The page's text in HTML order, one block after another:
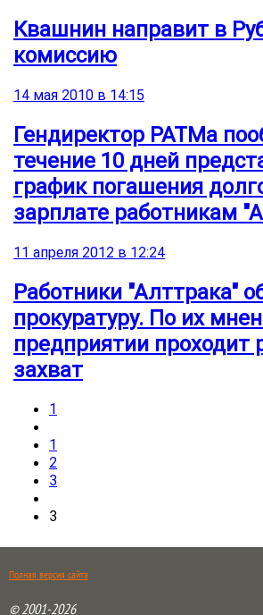
Квашнин направит в
комиссию
14 мая 2010 в 14:15
Гендиректор РАТМа
течение 10 дней
график погашения
зарплате работникам
11 апреля 2012 в 12:24
Работники "Алттрака"
прокуратуру. По их
предприятии проходит
захват
1
1
2
3
3
Полная версия сайта
© 2001-2026